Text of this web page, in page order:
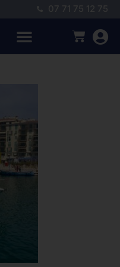
07 71 75 12 75